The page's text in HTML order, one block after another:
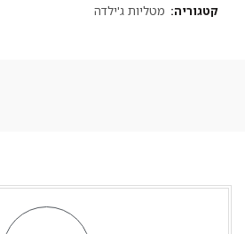
קטגוריה: מטליות ג'ילדה